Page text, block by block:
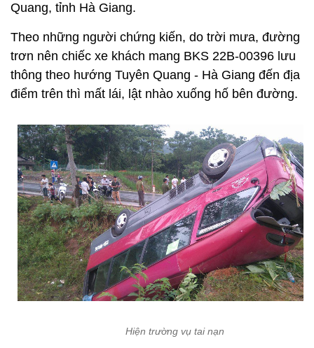
Quang, tỉnh Hà Giang.
Theo những người chứng kiến, do trời mưa, đường
trơn nên chiếc xe khách mang BKS 22B-00396 lưu
thông theo hướng Tuyên Quang - Hà Giang đến địa
điểm trên thì mất lái, lật nhào xuống hố bên đường.
Hiện trường vụ tai nạn